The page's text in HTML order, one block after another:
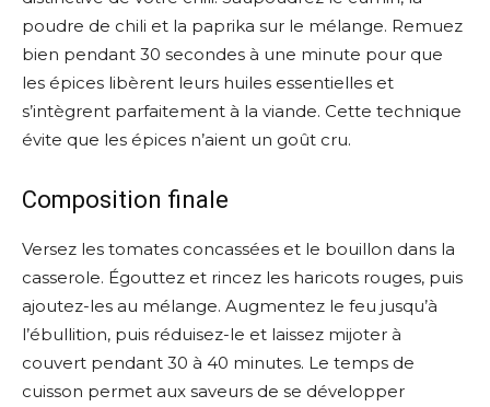
poudre de chili et la paprika sur le mélange. Remuez
bien pendant 30 secondes à une minute pour que
les épices libèrent leurs huiles essentielles et
s’intègrent parfaitement à la viande. Cette technique
évite que les épices n’aient un goût cru.
Composition finale
Versez les tomates concassées et le bouillon dans la
casserole. Égouttez et rincez les haricots rouges, puis
ajoutez-les au mélange. Augmentez le feu jusqu’à
l’ébullition, puis réduisez-le et laissez mijoter à
couvert pendant 30 à 40 minutes. Le temps de
cuisson permet aux saveurs de se développer